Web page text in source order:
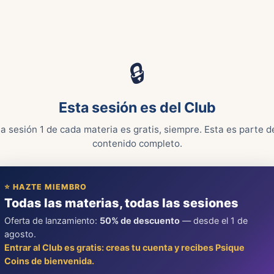
🔒
Esta sesión es del Club
sesión 1 de cada materia es gratis, siempre. Esta es parte
contenido completo.
⭐ HAZTE MIEMBRO
Todas las materias, todas las sesiones
Oferta de lanzamiento: 50% de descuento — desde el 1 de
agosto.
Entrar al Club es gratis: creas tu cuenta y recibes Psique
Coins de bienvenida.